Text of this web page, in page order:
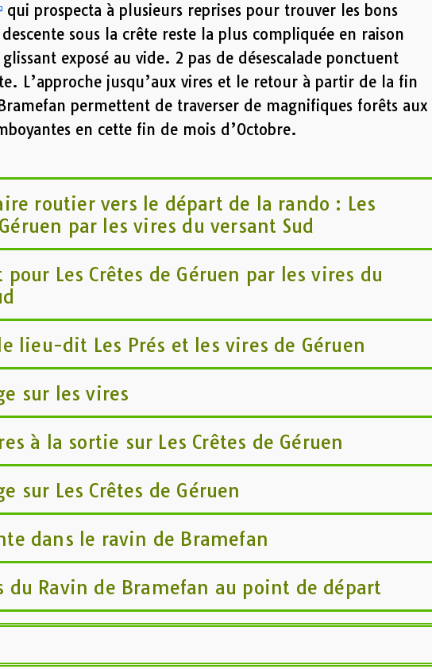
qui prospecta à plusieurs reprises pour trouver les bons
descente sous la crête reste la plus compliquée en raison
exposé au vide. 2 pas de désescalade ponctuent
L’approche jusqu’aux vires et le retour à partir de la fin
permettent de traverser de magnifiques forêts aux
en cette fin de mois d’Octobre.
routier vers le départ de la rando : Les
par les vires du versant Sud
pour Les Crêtes de Géruen par les vires du
lieu-dit Les Prés et les vires de Géruen
sur les vires
à la sortie sur Les Crêtes de Géruen
sur Les Crêtes de Géruen
dans le ravin de Bramefan
du Ravin de Bramefan au point de départ